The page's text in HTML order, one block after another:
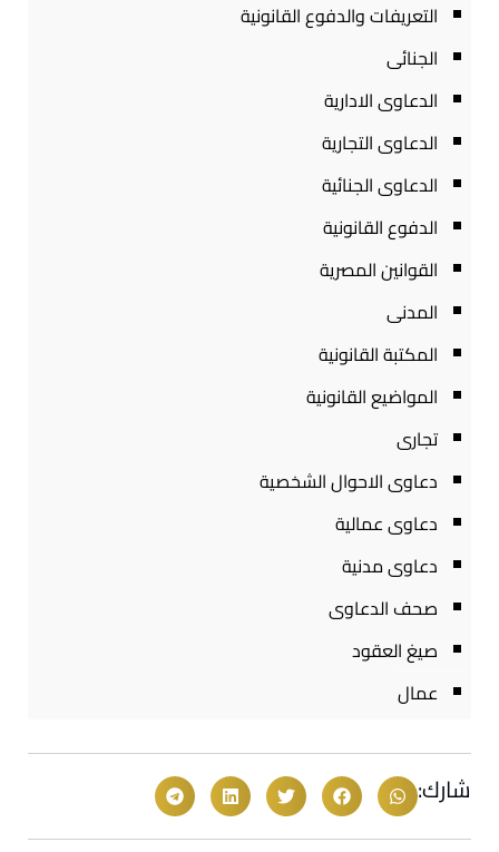
التعريفات والدفوع القانونية
الجنائى
الدعاوى الادارية
الدعاوى التجارية
الدعاوى الجنائية
الدفوع القانونية
القوانين المصرية
المدنى
المكتبة القانونية
المواضيع القانونية
تجارى
دعاوى الاحوال الشخصية
دعاوى عمالية
دعاوى مدنية
صحف الدعاوى
صيغ العقود
عمال
شارك: